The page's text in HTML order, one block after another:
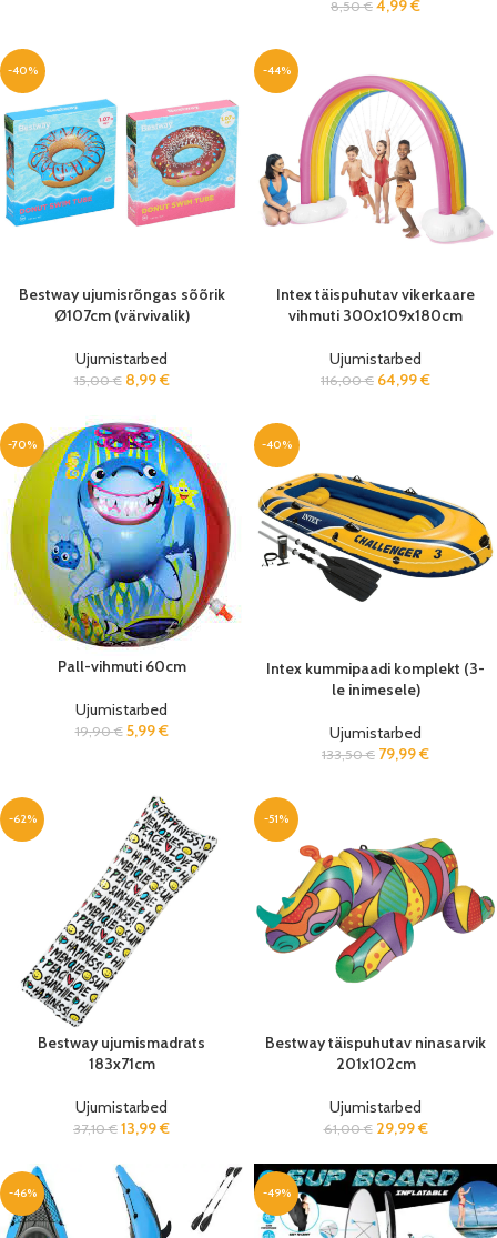
8,50€ 4,99€
-40%
Bestway ujumisrõngas sõõrik
Ø107cm (värvivalik)
Ujumistarbed
15,00€ 8,99€
-44%
Intex täispuhutav vikerkaare
vihmuti 300x109x180cm
Ujumistarbed
116,00€ 64,99€
-70%
Pall-vihmuti 60cm
Ujumistarbed
19,90€ 5,99€
-40%
Intex kummipaadi komplekt (3-
le inimesele)
Ujumistarbed
133,50€ 79,99€
-62%
Bestway ujumismadrats
183x71cm
Ujumistarbed
37,10€ 13,99€
-51%
Bestway täispuhutav ninasarvik
201x102cm
Ujumistarbed
61,00€ 29,99€
-46% -49%